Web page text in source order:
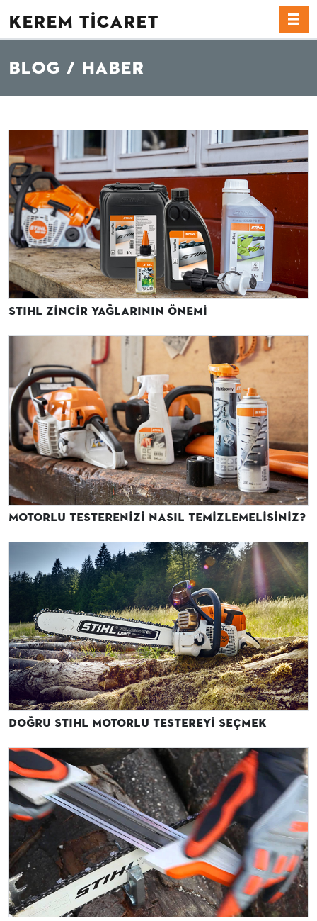
KEREM TİCARET
Blog / Haber
STIHL Zincir Yağlarının Önemi
Motorlu Testerenizi Nasıl Temizlemelisiniz?
Doğru STIHL Motorlu Testereyi Seçmek